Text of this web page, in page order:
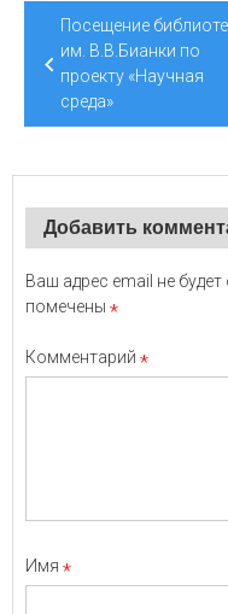
Навигация
записям
Посещение
им. В.В.Бианки по
проекту «Научная
среда»
Добавить
Ваш адрес email не будет
помечены *
Комментарий *
Имя *